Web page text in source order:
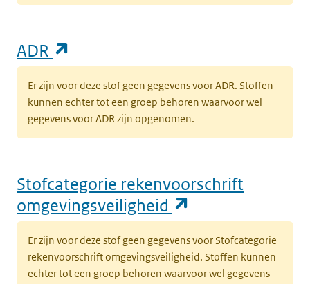
ADR
Er zijn voor deze stof geen gegevens voor ADR. Stoffen
kunnen echter tot een groep behoren waarvoor wel
gegevens voor ADR zijn opgenomen.
Stofcategorie rekenvoorschrift
omgevingsveiligheid
Er zijn voor deze stof geen gegevens voor Stofcategorie
rekenvoorschrift omgevingsveiligheid. Stoffen kunnen
echter tot een groep behoren waarvoor wel gegevens